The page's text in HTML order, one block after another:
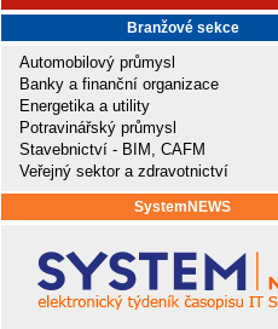
Branžové sekce
Automobilový průmysl
Banky a finanční organizace
Energetika a utility
Potravinářský průmysl
Stavebnictví - BIM, CAFM
Veřejný sektor a zdravotnictví
SystemNEWS